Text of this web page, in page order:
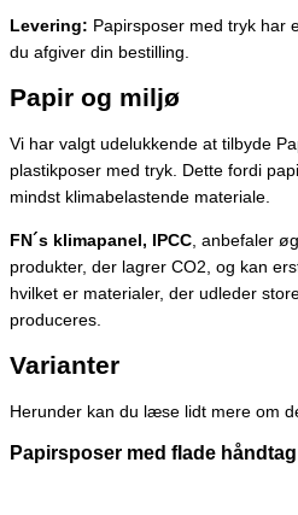
Levering: Papirsposer med tryk har
du afgiver din bestilling.
Papir og miljø
Vi har valgt udelukkende at tilbyde
plastikposer med tryk. Dette fordi
mindst klimabelastende materiale.
FN´s klimapanel, IPCC , anbefaler
produkter, der lagrer CO2, og kan
hvilket er materialer, der udleder
produceres.
Varianter
Herunder kan du læse lidt mere om
Papirsposer med flade håndtag